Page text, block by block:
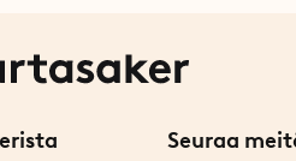
Seuraa